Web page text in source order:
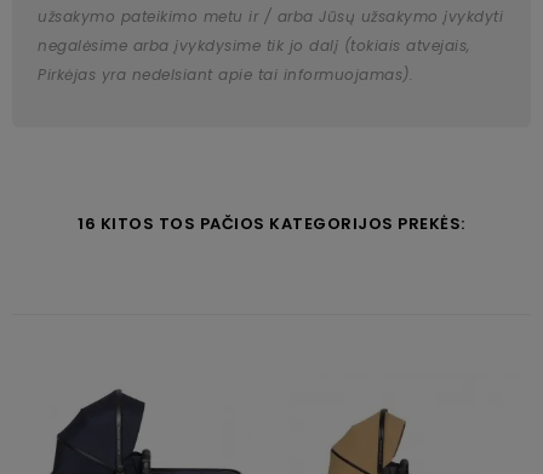
užsakymo pateikimo metu ir / arba Jūsų užsakymo įvykdyti
negalėsime arba įvykdysime tik jo dalį (tokiais atvejais,
Pirkėjas yra nedelsiant apie tai informuojamas).
16 KITOS TOS PAČIOS KATEGORIJOS PREKĖS: